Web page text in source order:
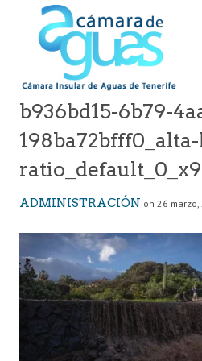
b936bd15-6b79-
ADMINISTRACIÓN on 26